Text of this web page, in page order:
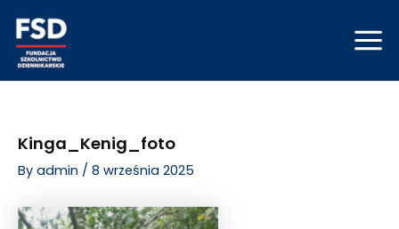
content
Kinga_Kenig_foto
By admin / 8 września 2025
navigation